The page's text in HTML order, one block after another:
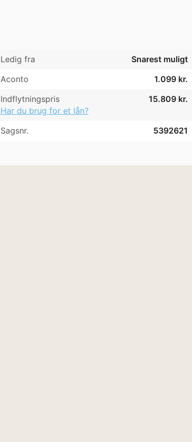
Ledig fra
Snarest muligt
Aconto
1.099 kr.
Indflytningspris
15.809 kr.
Har du brug for et lån?
Sagsnr. 5392621